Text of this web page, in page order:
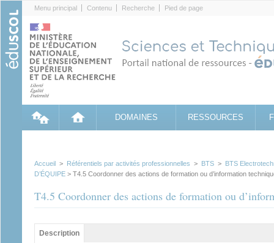
Menu principal Contenu Recherche Pied de page
DOMAINES RESSOURCES
Accueil > Référentiels par activités professionnelles > BTS > BTS
D’ÉQUIPE > T4.5 Coordonner des actions de formation ou d’information
T4.5 Coordonner des actions de formation ou
Groupe principal
Description